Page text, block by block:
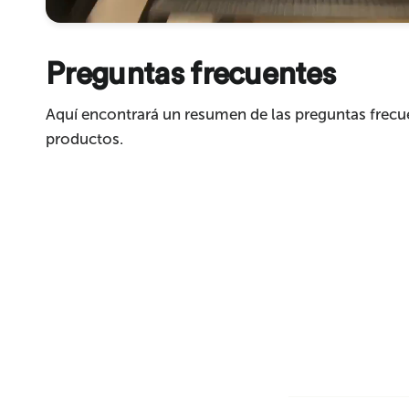
Preguntas frecuentes
Aquí encontrará un resumen de las preguntas
productos.